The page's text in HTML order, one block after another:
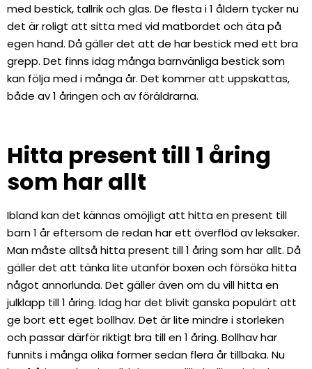
med bestick, tallrik och glas. De flesta i 1 åldern tycker nu
det är roligt att sitta med vid matbordet och äta på
egen hand. Då gäller det att de har bestick med ett bra
grepp. Det finns idag många barnvänliga bestick som
kan följa med i många år. Det kommer att uppskattas,
både av 1 åringen och av föräldrarna.
Hitta present till 1 åring
som har allt
Ibland kan det kännas omöjligt att hitta en present till
barn 1 år eftersom de redan har ett överflöd av leksaker.
Man måste alltså hitta present till 1 åring som har allt. Då
gäller det att tänka lite utanför boxen och försöka hitta
något annorlunda. Det gäller även om du vill hitta en
julklapp till 1 åring. Idag har det blivit ganska populärt att
ge bort ett eget bollhav. Det är lite mindre i storleken
och passar därför riktigt bra till en 1 åring. Bollhav har
funnits i många olika former sedan flera år tillbaka. Nu